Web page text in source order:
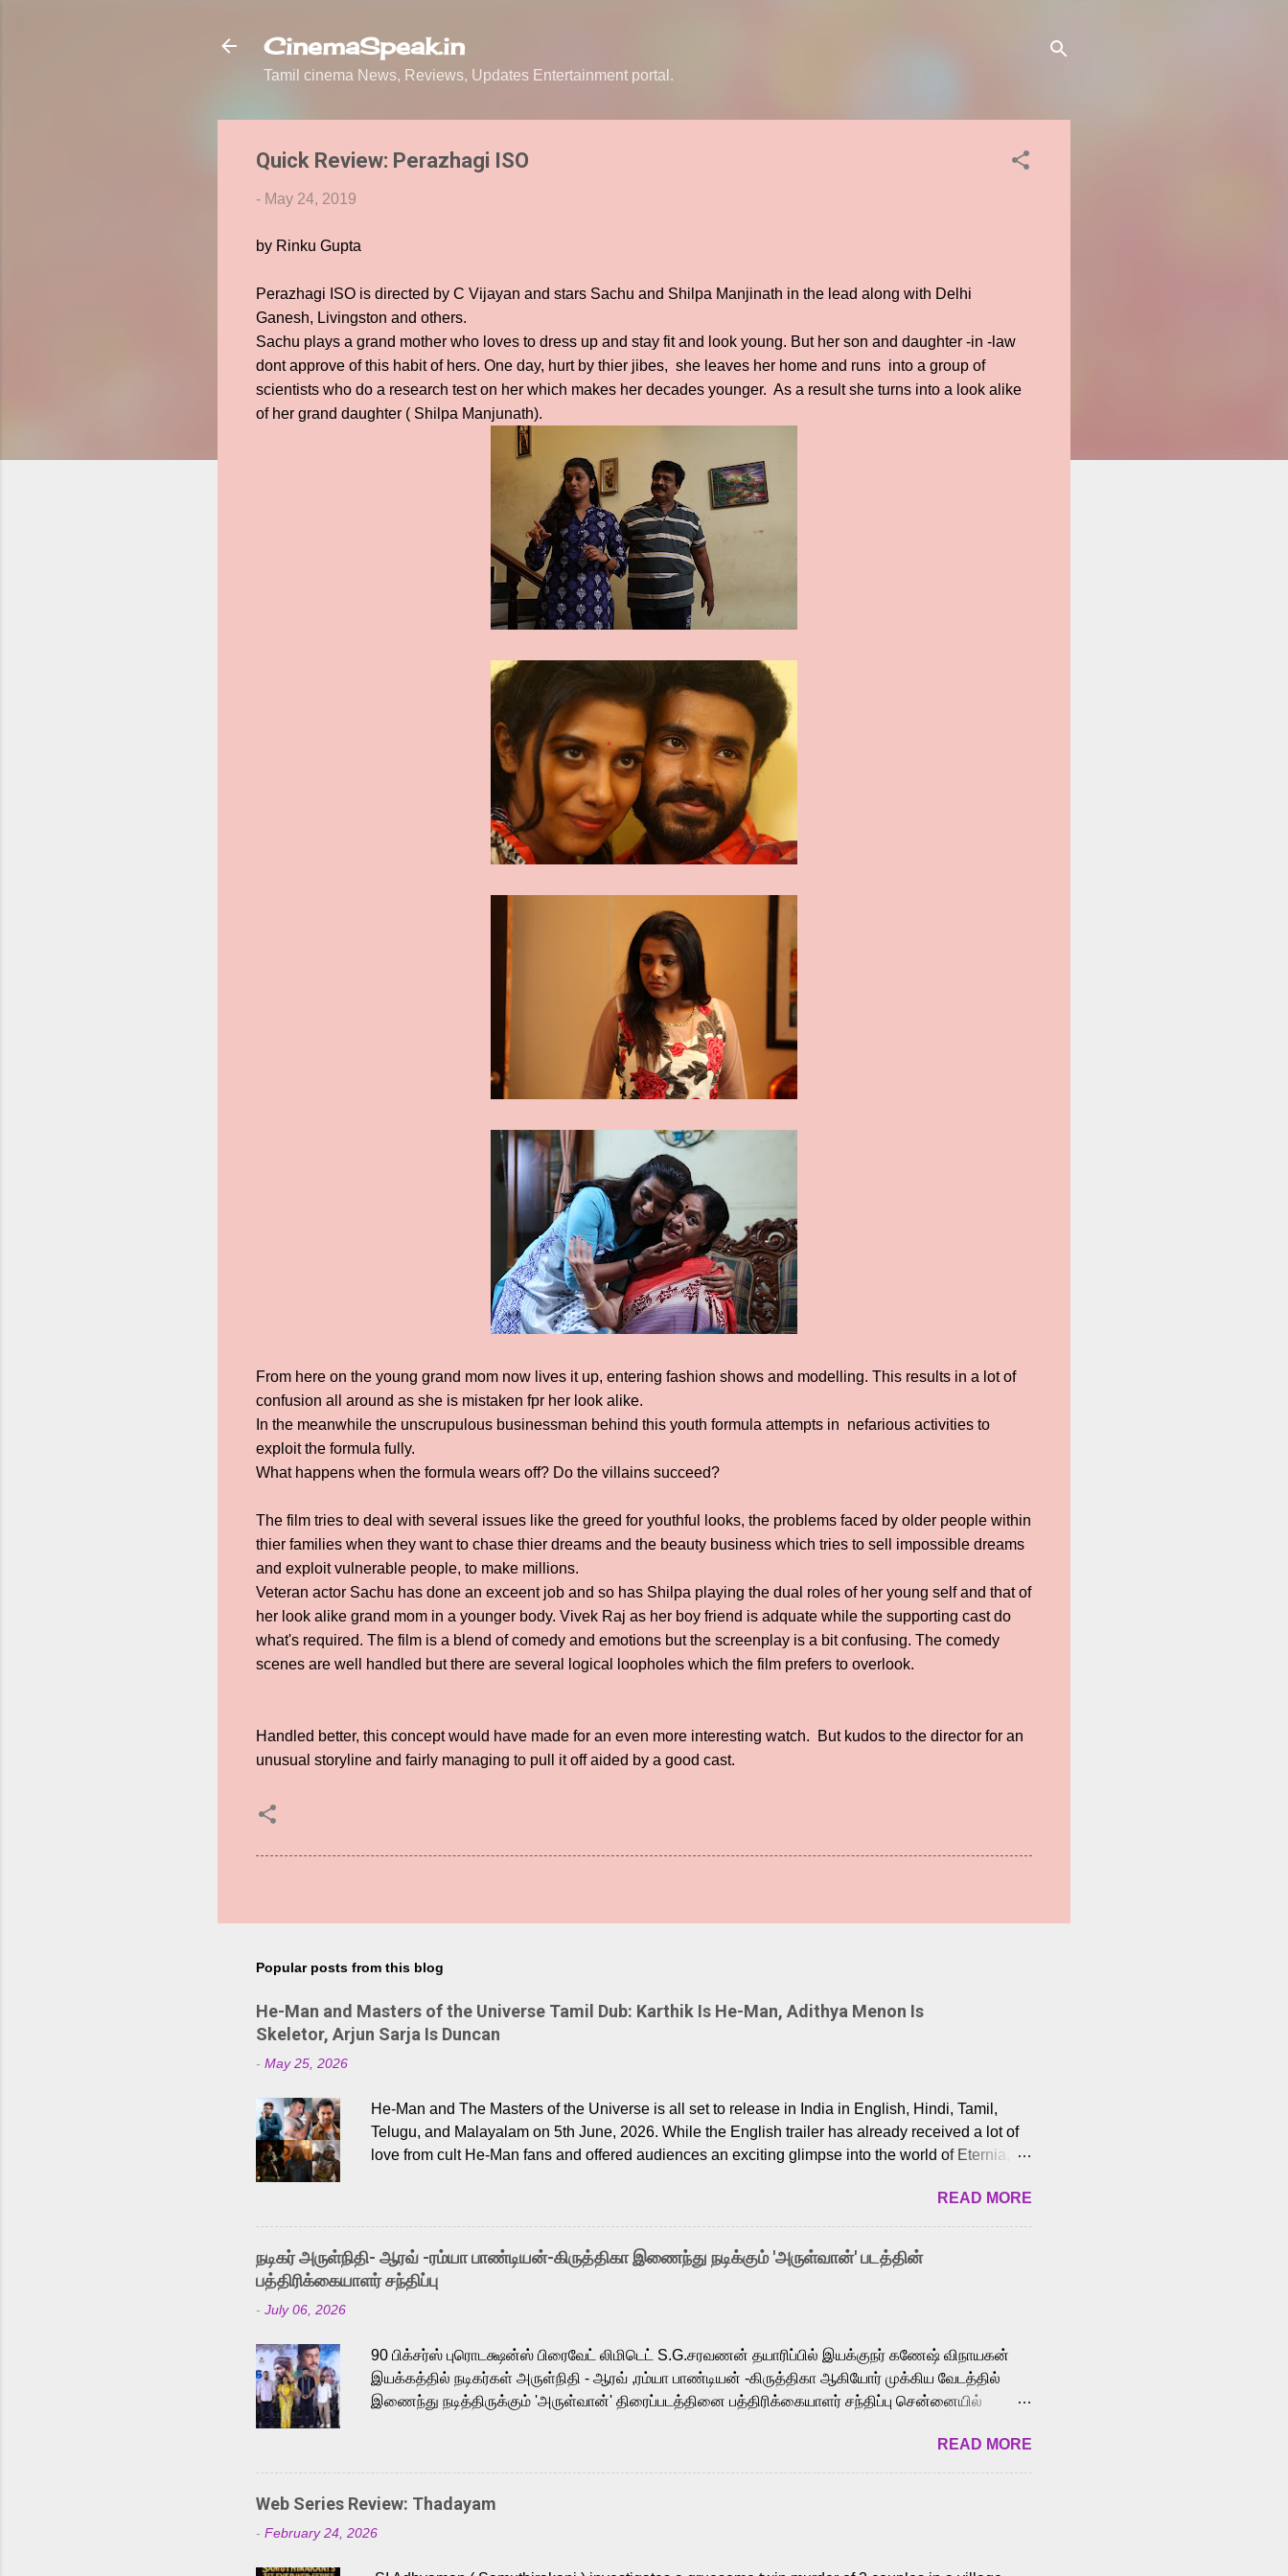
CinemaSpeak.in
Tamil cinema News, Reviews, Updates Entertainment portal.
Quick Review: Perazhagi ISO
- May 24, 2019
by Rinku Gupta
Perazhagi ISO is directed by C Vijayan and stars Sachu and Shilpa Manjinath in the lead along with Delhi
Ganesh, Livingston and others.
Sachu plays a grand mother who loves to dress up and stay fit and look young. But her son and daughter -in -law
dont approve of this habit of hers. One day, hurt by thier jibes, she leaves her home and runs into a group of
scientists who do a research test on her which makes her decades younger. As a result she turns into a look alike
of her grand daughter ( Shilpa Manjunath).
From here on the young grand mom now lives it up, entering fashion shows and modelling. This results in a lot of
confusion all around as she is mistaken fpr her look alike.
In the meanwhile the unscrupulous businessman behind this youth formula attempts in nefarious activities to
exploit the formula fully.
What happens when the formula wears off? Do the villains succeed?
The film tries to deal with several issues like the greed for youthful looks, the problems faced by older people within
thier families when they want to chase thier dreams and the beauty business which tries to sell impossible dreams
and exploit vulnerable people, to make millions.
Veteran actor Sachu has done an exceent job and so has Shilpa playing the dual roles of her young self and that of
her look alike grand mom in a younger body. Vivek Raj as her boy friend is adquate while the supporting cast do
what's required. The film is a blend of comedy and emotions but the screenplay is a bit confusing. The comedy
scenes are well handled but there are several logical loopholes which the film prefers to overlook.
Handled better, this concept would have made for an even more interesting watch. But kudos to the director for an
unusual storyline and fairly managing to pull it off aided by a good cast.
Popular posts from this blog
He-Man and Masters of the Universe Tamil Dub: Karthik Is He-Man, Adithya Menon Is
Skeletor, Arjun Sarja Is Duncan
- May 25, 2026
He-Man and The Masters of the Universe is all set to release in India in English, Hindi, Tamil,
Telugu, and Malayalam on 5th June, 2026. While the English trailer has already received a lot of
love from cult He-Man fans and offered audiences an exciting glimpse into the world of Eternia,
Adding to the growing buzz is the film’s powerful Tamil voice cast led by celebrated playback
singer Karthik, who lends his voice to the iconic superhero He-Man. Known for memorable songs
like “Behene De” from Raavan, “Oru Maalai” from Ghajini, and “Mun Andhi” from 7 Aum Arivu,
Karthik is loved for his versatile voice and strong command over multiple languages, making him
a strong fit for the legendary character. Adithya Menon, known for portraying memorable
READ MORE
நடிகர் அருள்நிதி- ஆரவ் -ரம்யா பாண்டியன்-கிருத்திகா இணைந்து நடிக்கும் 'அருள்வான்' படத்தின்
பத்திரிக்கையாளர் சந்திப்பு
- July 06, 2026
90 பிக்சர்ஸ் புரொடக்ஷன்ஸ் பிரைவேட் லிமிடெட் S.G.சரவணன் தயாரிப்பில் இயக்குநர் கணேஷ் விநாயகன்
இயக்கத்தில் நடிகர்கள் அருள்நிதி - ஆரவ் ,ரம்யா பாண்டியன் -கிருத்திகா ஆகியோர் முக்கிய வேடத்தில்
இணைந்து நடித்திருக்கும் 'அருள்வான்' திரைப்படத்தினை பத்திரிக்கையாளர் சந்திப்பு சென்னையில்
அருள்நிதி, ஆரவ், காளி வெங்கட், ரம்யா பாண்டியன், வி டி வி கணேஷ் , ஜான் விஜய், பேபி கிருத்திகா,
'பருத்திவீரன்' சரவணன், ஹரிஷ் உத்தமன் உள்ளிட்ட பலர் நடித்திருக்கிறார்கள். எம். சுகுமார் ஒளிப்பதிவு
செய்திருக்கும் இந்த திரைப்படத்திற்கு ஜீ. வி. பிரகாஷ் குமார் இசையமைத்திருக்கிறார். லால்குடி
இளையராஜா கலை இயக்கத்தை கவனிக்க.. லாரன்ஸ் கிஷோர் படத் தொகுப்பு பணிகளை
மேற்கொண்டிருக்கிறார். கல்வியின் அவசியத்தை வலியுறுத்தி தயாராகி இருக்கும் இந்தத் திரைப்படத்தை 90
READ MORE
Web Series Review: Thadayam
- February 24, 2026